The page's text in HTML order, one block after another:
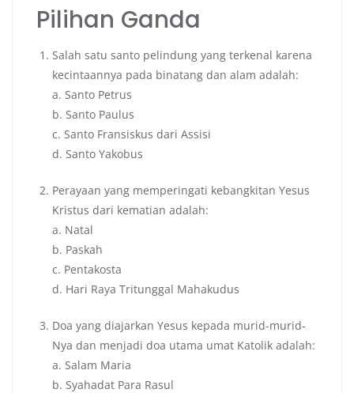
Pilihan Ganda
Salah satu santo pelindung yang terkenal karena
kecintaannya pada binatang dan alam adalah:
a. Santo Petrus
b. Santo Paulus
c. Santo Fransiskus dari Assisi
d. Santo Yakobus
Perayaan yang memperingati kebangkitan Yesus
Kristus dari kematian adalah:
a. Natal
b. Paskah
c. Pentakosta
d. Hari Raya Tritunggal Mahakudus
Doa yang diajarkan Yesus kepada murid-murid-
Nya dan menjadi doa utama umat Katolik adalah:
a. Salam Maria
b. Syahadat Para Rasul